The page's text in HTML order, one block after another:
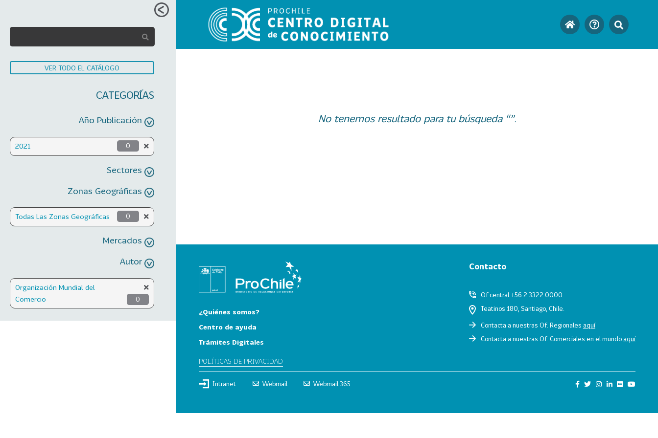
VER TODO EL CATÁLOGO
CATEGORÍAS
Año Publicación
2021 0
Sectores
Zonas Geográficas
Todas Las Zonas Geográficas 0
Mercados
Autor
Organización Mundial del
Comercio
0
No tenemos resultado para tu búsqueda “”.
¿Quiénes somos?
Centro de ayuda
Trámites Digitales
POLÍTICAS DE PRIVACIDAD
Contacto
Of central +56 2 3322 0000
Teatinos 180, Santiago, Chile.
Contacta a nuestras Of. Regionales aquí
Contacta a nuestras Of. Comerciales en el mundoaquí
Intranet Webmail Webmail 365